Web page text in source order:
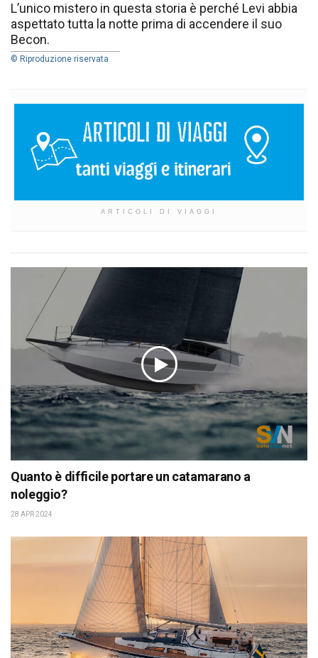
L’unico mistero in questa storia è perché Levi abbia
aspettato tutta la notte prima di accendere il suo
Becon.
© Riproduzione riservata
ARTICOLI DI VIAGGI
Quanto è difficile portare un catamarano a
noleggio?
28 APR 2024